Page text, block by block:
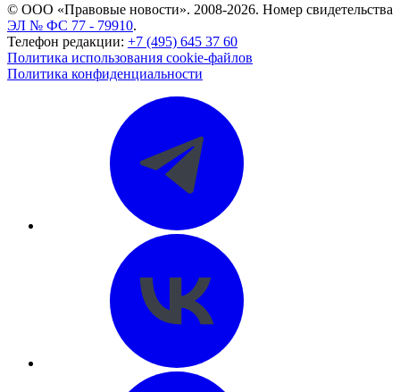
© ООО «Правовые новости». 2008-2026. Номер свидетельства
ЭЛ № ФС 77 - 79910.
Телефон редакции: +7 (495) 645 37 60
Политика использования cookie-файлов
Политика конфиденциальности